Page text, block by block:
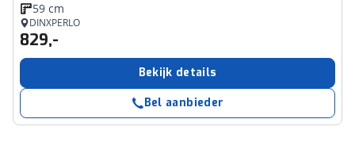
59 cm
DINXPERLO
829,-
Bekijk details
Bel aanbieder